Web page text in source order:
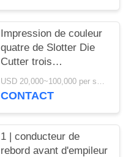
Impression de couleur
quatre de Slotter Die
Cutter trois
d'imprimante de Flexo
de rendement élevé
USD 20,000~100,000 per set MOQ:1 ensemble
CONTACT
1 | conducteur de
rebord avant d'empileur